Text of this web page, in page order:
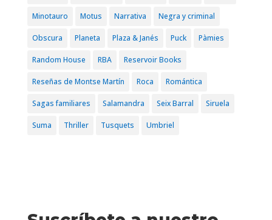
Minotauro Motus Narrativa Negra y criminal
Obscura Planeta Plaza & Janés Puck Pàmies
Random House RBA Reservoir Books
Reseñas de Montse Martín Roca Romántica
Sagas familiares Salamandra Seix Barral Siruela
Suma Thriller Tusquets Umbriel